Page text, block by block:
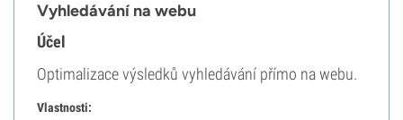
Vyhledávání na webu
Účel
Optimalizace výsledků vyhledávání přímo na webu.
Vlastnosti: